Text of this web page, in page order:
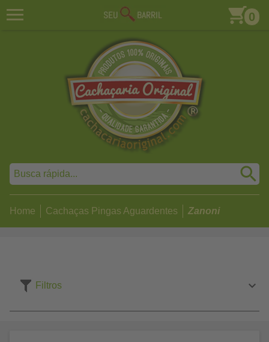
0
Home Cachaças Pingas Aguardentes Zanoni
Filtros